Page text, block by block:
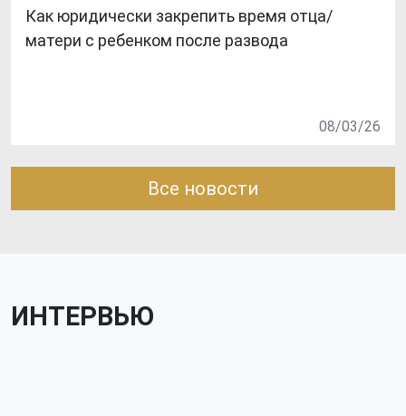
Как юридически закрепить время отца/
матери с ребенком после развода
08/03/26
Все новости
ИНТЕРВЬЮ